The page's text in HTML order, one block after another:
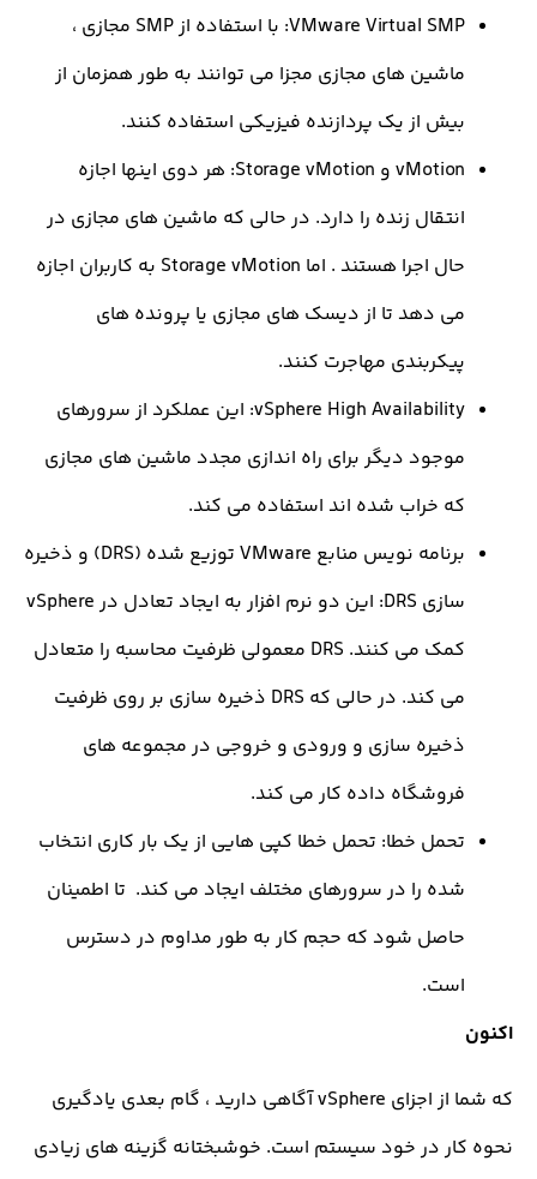
VMware Virtual SMP: با استفاده از SMP مجازی ،
های مجازی مجزا می توانند به طور همزمان از
از یک پردازنده فیزیکی استفاده کنند.
vMotion و Storage vMotion: هر دوی اینها اجازه
زنده را دارد. در حالی که ماشین های مجازی در
حال اجرا هستند . اما Storage vMotion به کاربران اجازه
دهد تا از دیسک های مجازی یا پرونده های
مهاجرت کنند.
vSphere High Availability: این عملکرد از سرورهای
دیگر برای راه اندازی مجدد ماشین های مجازی
خراب شده اند استفاده می کند.
برنامه نویس منابع VMware توزیع شده (DRS) و ذخیره
سازی DRS: این دو نرم افزار به ایجاد تعادل در vSphere
کمک می کنند. DRS معمولی ظرفیت محاسبه را متعادل
می کند. در حالی که DRS ذخیره سازی بر روی ظرفیت
سازی و ورودی و خروجی در مجموعه های
داده کار می کند.
خطا: تحمل خطا کپی هایی از یک بار کاری انتخاب
را در سرورهای مختلف ایجاد می کند. تا اطمینان
شود که حجم کار به طور مداوم در دسترس
که شما از اجزای vSphere آگاهی دارید ، گام بعدی یادگیری
در خود سیستم است. خوشبختانه گزینه های زیادی